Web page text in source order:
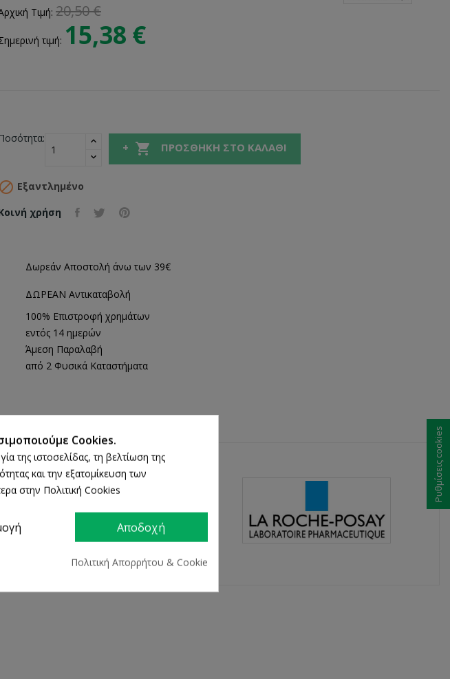
Τιμή: 20,50 €
τιμή: 15,38 €
Ποσότητα:
 ΠΡΟΣΘΉΚΗ ΣΤΟ ΚΑΛΆΘΙ
 Εξαντλημένο
χρήση
Δωρεάν Αποστολή άνω των 39€
ΔΩΡΕΑΝ Αντικαταβολή
100% Επιστροφή χρημάτων
εντός 14 ημερών
Άμεση Παραλαβή
από 2 Φυσικά Καταστήματα
Cookies.
της ιστοσελίδας, τη βελτίωση της
και την εξατομίκευση των
στην Πολιτική Cookies
Αποδοχή
Πολιτική Απορρήτου & Cookie
Ρυθμίσεις cookies